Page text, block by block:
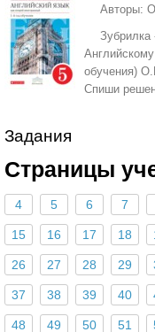
Авторы:
Зубрилка
обучения)
Спиши
Задания
Страницы
4 5 6 7
15 16 17 18
26 27 28 29
37 38 39 40
48 49 50 51